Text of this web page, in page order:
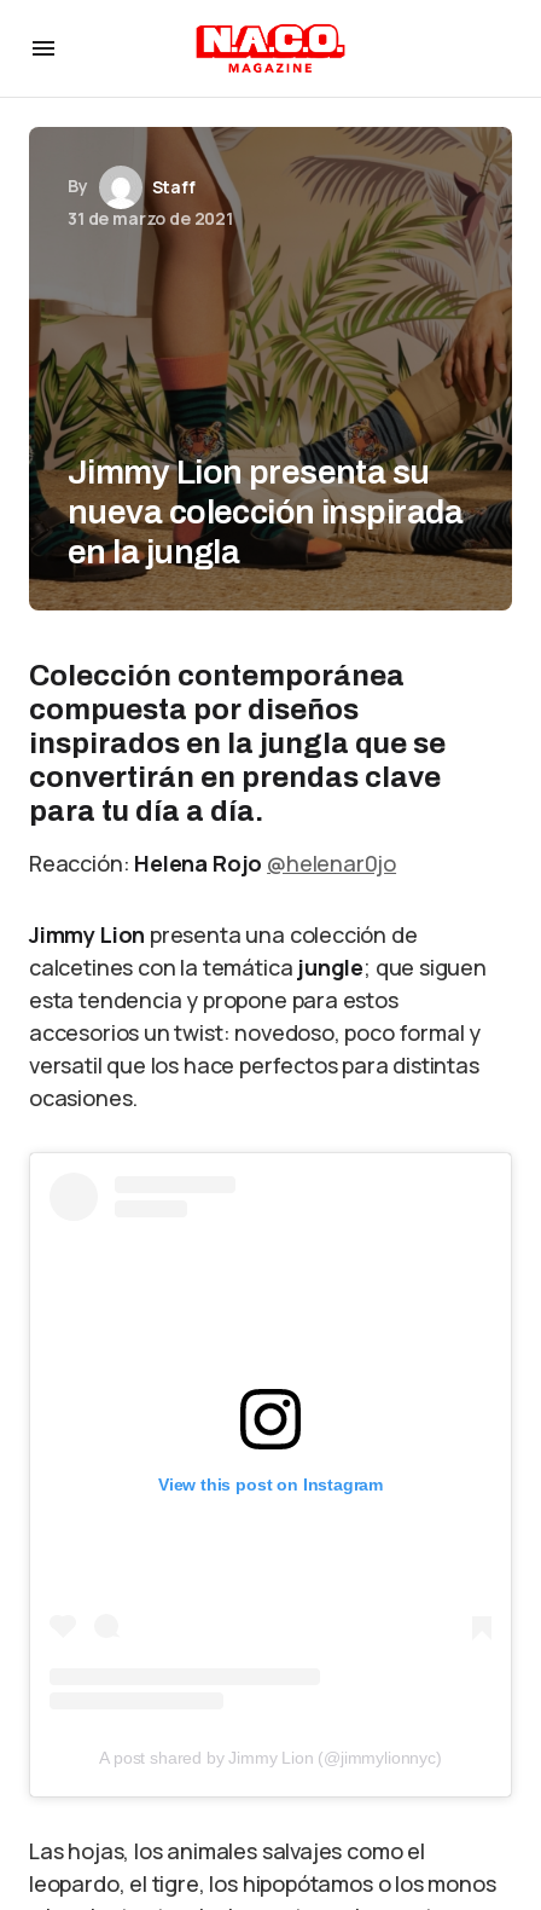
By
Staff
31 de marzo de 2021
Jimmy Lion presenta su
nueva colección inspirada
en la jungla
Colección contemporánea
compuesta por diseños
inspirados en la jungla que se
convertirán en prendas clave
para tu día a día.
Reacción: Helena Rojo @helenar0jo
Jimmy Lion presenta una colección de
calcetines con la temática jungle; que siguen
esta tendencia y propone para estos
accesorios un twist: novedoso, poco formal y
versatil que los hace perfectos para distintas
ocasiones.
View this post on Instagram
A post shared by Jimmy Lion (@jimmylionnyc)
Las hojas, los animales salvajes como el
leopardo, el tigre, los hipopótamos o los monos